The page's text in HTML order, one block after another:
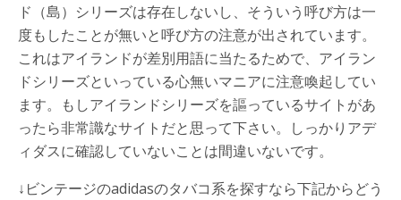
ド（島）シリーズは存在しないし、 そういう呼び方は一
度もしたことが無いと呼び方の注意が出されています。
これはアイランドが差別用語に当たるためで、アイラン
ドシリーズといっている心無いマニアに注意喚起してい
ます。もしアイランドシリーズを謳っているサイトがあ
ったら非常識なサイトだと思って下さい。しっかりアデ
ィダスに確認していないことは間違いないです。
↓ビンテージのadidasのタバコ系を探すなら下記からどう